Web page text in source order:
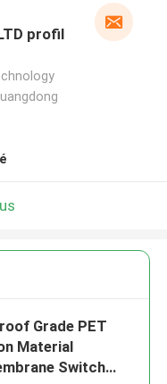
profil
Grade PET
Material
Switch